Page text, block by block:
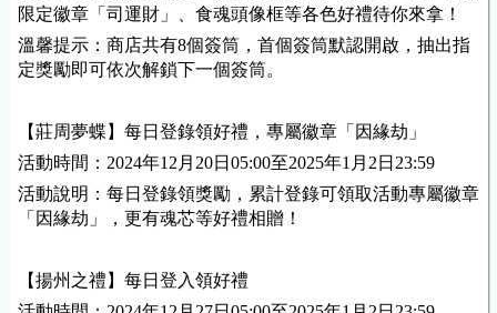
限定徽章「司運財」、食魂頭像框等各色好禮待你來拿！
溫馨提示：商店共有8個簽筒，首個簽筒默認開啟，抽出指
定獎勵即可依次解鎖下一個簽筒。
【莊周夢蝶】每日登錄領好禮，專屬徽章「因緣劫」
活動時間：2024年12月20日05:00至2025年1月2日23:59
活動說明：每日登錄領獎勵，累計登錄可領取活動專屬徽章
「因緣劫」，更有魂芯等好禮相贈！
【揚州之禮】每日登入領好禮